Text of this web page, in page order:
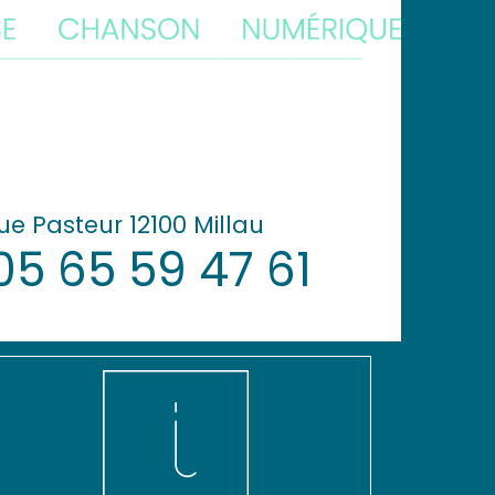
Pasteur 12100 Millau
65 59 47 61